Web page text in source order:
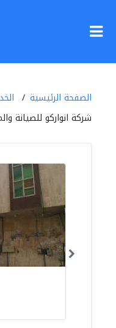
الصفحة الرئيسية
شركة انواركو للصيانة